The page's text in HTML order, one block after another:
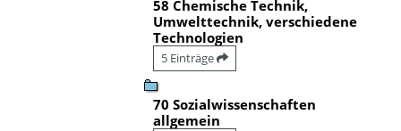
58 Chemische Technik,
Umwelttechnik, verschiedene
Technologien
5 Einträge
70 Sozialwissenschaften
allgemein